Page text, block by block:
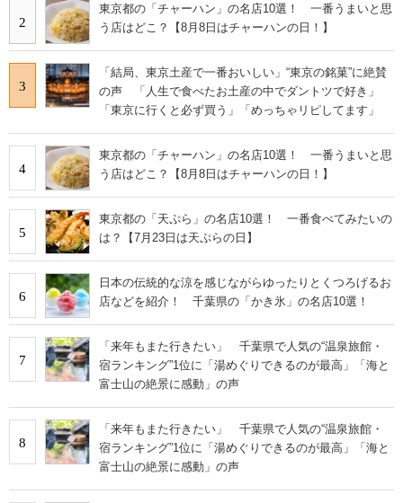
2
東京都の「チャーハン」の名店10選！ 一番うまいと思
う店はどこ？【8月8日はチャーハンの日！】
3
「結局、東京土産で一番おいしい」“東京の銘菓”に絶賛
の声 「人生で食べたお土産の中でダントツで好き」
「東京に行くと必ず買う」「めっちゃリピしてます」
4
東京都の「チャーハン」の名店10選！ 一番うまいと思
う店はどこ？【8月8日はチャーハンの日！】
5
東京都の「天ぷら」の名店10選！ 一番食べてみたいの
は？【7月23日は天ぷらの日】
6
日本の伝統的な涼を感じながらゆったりとくつろげるお
店などを紹介！ 千葉県の「かき氷」の名店10選！
7
「来年もまた行きたい」 千葉県で人気の“温泉旅館・
宿ランキング”1位に「湯めぐりできるのが最高」「海と
富士山の絶景に感動」の声
8
「来年もまた行きたい」 千葉県で人気の“温泉旅館・
宿ランキング”1位に「湯めぐりできるのが最高」「海と
富士山の絶景に感動」の声